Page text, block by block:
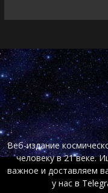
Веб-издание
человеку в 21 веке.
важное и доставляем
у нас в